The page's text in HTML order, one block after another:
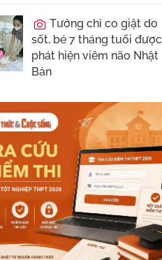
Tưởng chỉ co giật do
sốt, bé 7 tháng tuổi được
phát hiện viêm não Nhật
Bản